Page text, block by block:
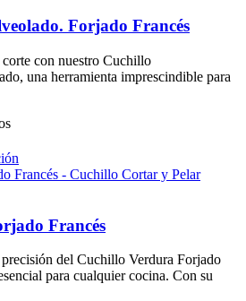
Forjado Francés
con nuestro Cuchillo
una herramienta imprescindible para
Francés
del Cuchillo Verdura Forjado
para cualquier cocina. Con su